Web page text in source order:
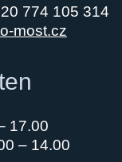
774 105 314
most.cz
17.00
– 14.00